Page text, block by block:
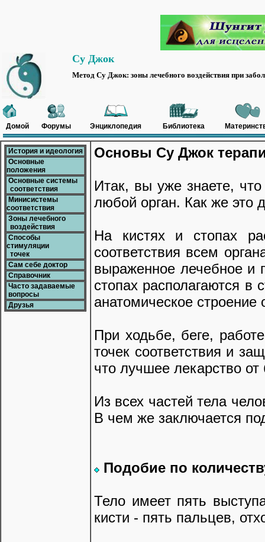
Су Джок
Метод Су Джок: зоны лечебного воздействия при
Домой Форумы Энциклопедия Библиотека
История и идеология
Основные
положения
Основные системы
соответствия
Минисистемы
соответствия
Зоны лечебного
воздействия
Способы
стимуляции
точек
Сам себе доктор
Справочник
Часто задаваемые
вопросы
Друзья
Основы Су Джок
Итак, вы уже знаете,
любой орган. Как же это
На кистях и стопах
соответствия всем
выраженное лечебное и
стопах располагаются
анатомическое строение
При ходьбе, беге,
точек соответствия и
что лучшее лекарство
Из всех частей тела
В чем же заключается
Подобие по
Тело имеет пять
кисти - пять пальцев,